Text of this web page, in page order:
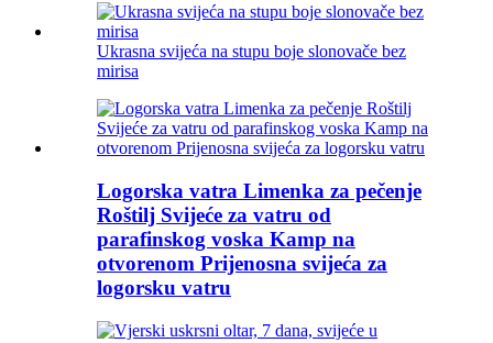
Ukrasna svijeća na stupu boje slonovače bez
mirisa
Logorska vatra Limenka za pečenje
Roštilj Svijeće za vatru od
parafinskog voska Kamp na
otvorenom Prijenosna svijeća za
logorsku vatru